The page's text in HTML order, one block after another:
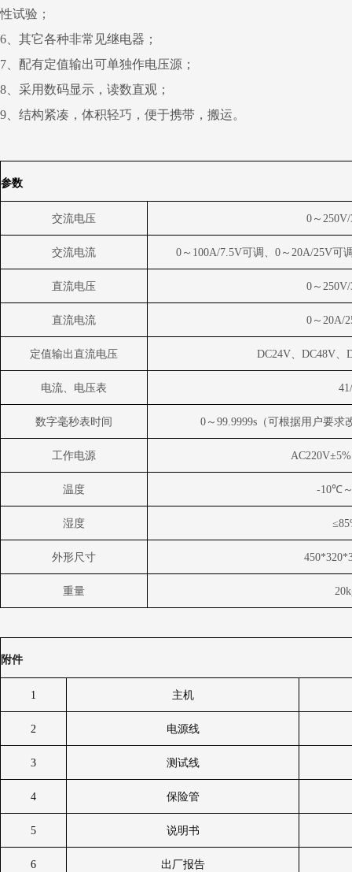
性试验；
6、其它各种非常见继电器；
7、配有定值输出可单独作电压源；
8、采用数码显示，读数直观；
9、结构紧凑，体积轻巧，便于携带，搬运。
参数
交流电压 0～
交流电流 0～ 100A/7.5V可调、 0～ 20A/25V可
直流电压 0～
直流电流 0～ 20A/
定值输出直流电压 DC24V、 DC48V、
电流、电压表
数字毫秒表时间 0～ 99.9999s（可根据用户要求
工作电源 AC220V±
温度 -10℃
湿度 ≤
外形尺寸
重量
附件
1 主机
2 电源线
3 测试线
4 保险管
5 说明书
6 出厂报告